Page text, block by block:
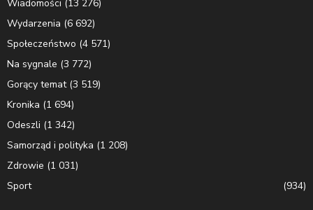
Wiadomości (13 276)
Wydarzenia (6 692)
Społeczeństwo (4 571)
Na sygnale (3 772)
Gorący temat(3 519)
Kronika (1 694)
Odeszli (1 342)
Samorząd i polityka (1 208)
Zdrowie (1 031)
Sport
(934)